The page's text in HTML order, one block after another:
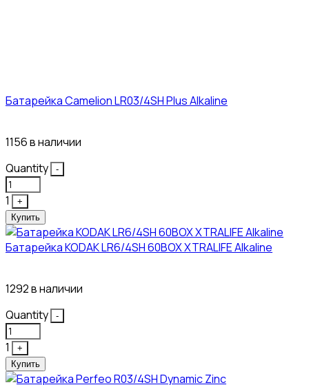
Батарейка Camelion LR03/4SH Plus Alkaline
1156 в наличии
Quantity
-
1
+
Купить
Батарейка KODAK LR6/4SH 60BOX XTRALIFE Alkaline
1292 в наличии
Quantity
-
1
+
Купить